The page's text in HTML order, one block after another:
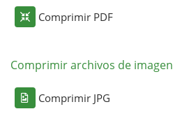
Comprimir PDF
Comprimir archivos de imagen
Comprimir JPG